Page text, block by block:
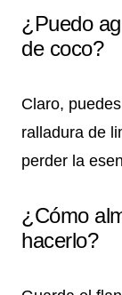
¿Puedo
de coco?
Claro,
ralladura de
perder la
¿Cómo
hacerlo?